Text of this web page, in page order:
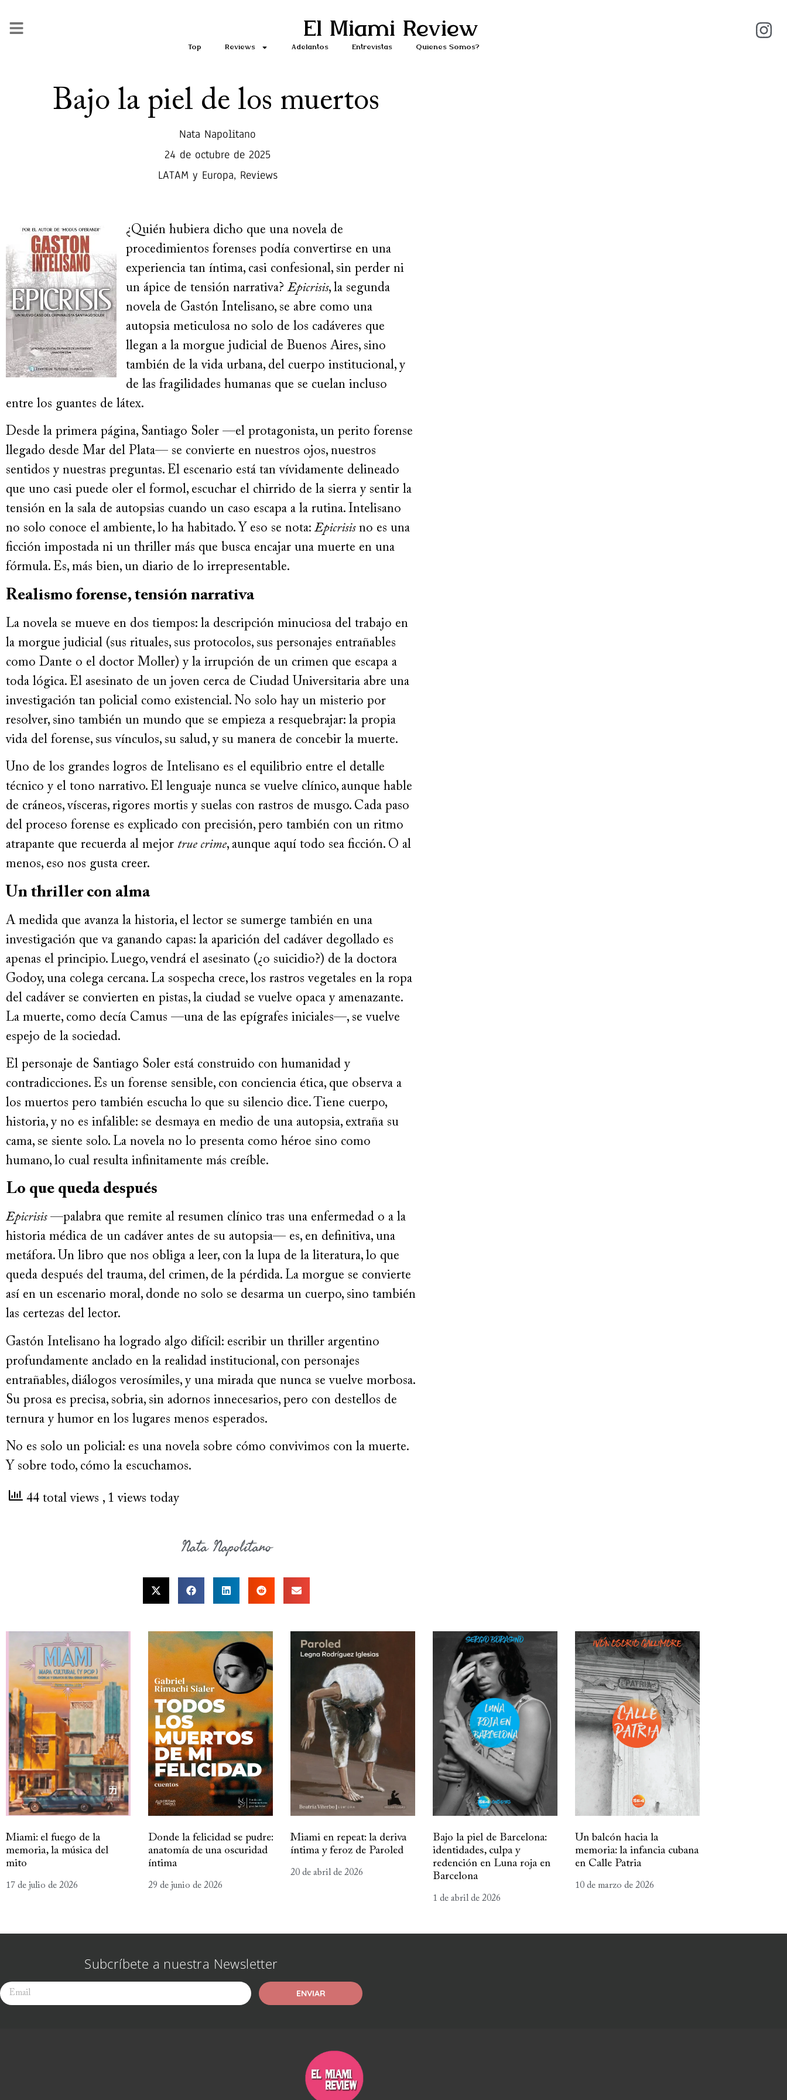
El Miami Review
Top Reviews Adelantos Entrevistas Quiénes Somos?
Bajo la piel de los muertos
Nata Napolitano
24 de octubre de 2025
LATAM y Europa, Reviews
¿Quién hubiera dicho que una novela de
procedimientos forenses podía convertirse en una
experiencia tan íntima, casi confesional, sin perder ni
un ápice de tensión narrativa? Epicrisis, la segunda
novela de Gastón Intelisano, se abre como una
autopsia meticulosa no solo de los cadáveres que
llegan a la morgue judicial de Buenos Aires, sino
también de la vida urbana, del cuerpo institucional, y
de las fragilidades humanas que se cuelan incluso
entre los guantes de látex.
Desde la primera página, Santiago Soler —el protagonista, un perito forense
llegado desde Mar del Plata— se convierte en nuestros ojos, nuestros
sentidos y nuestras preguntas. El escenario está tan vívidamente delineado
que uno casi puede oler el formol, escuchar el chirrido de la sierra y sentir la
tensión en la sala de autopsias cuando un caso escapa a la rutina. Intelisano
no solo conoce el ambiente, lo ha habitado. Y eso se nota: Epicrisisno es una
ficción impostada ni un thriller más que busca encajar una muerte en una
fórmula. Es, más bien, un diario de lo irrepresentable.
Realismo forense, tensión narrativa
La novela se mueve en dos tiempos: la descripción minuciosa del trabajo en
la morgue judicial (sus rituales, sus protocolos, sus personajes entrañables
como Dante o el doctor Moller) y la irrupción de un crimen que escapa a
toda lógica. El asesinato de un joven cerca de Ciudad Universitaria abre una
investigación tan policial como existencial. No solo hay un misterio por
resolver, sino también un mundo que se empieza a resquebrajar: la propia
vida del forense, sus vínculos, su salud, y su manera de concebir la muerte.
Uno de los grandes logros de Intelisano es el equilibrio entre el detalle
técnico y el tono narrativo. El lenguaje nunca se vuelve clínico, aunque hable
de cráneos, vísceras, rigores mortis y suelas con rastros de musgo. Cada paso
del proceso forense es explicado con precisión, pero también con un ritmo
atrapante que recuerda al mejor true crime, aunque aquí todo sea ficción. O al
menos, eso nos gusta creer.
Un thriller con alma
A medida que avanza la historia, el lector se sumerge también en una
investigación que va ganando capas: la aparición del cadáver degollado es
apenas el principio. Luego, vendrá el asesinato (¿o suicidio?) de la doctora
Godoy, una colega cercana. La sospecha crece, los rastros vegetales en la ropa
del cadáver se convierten en pistas, la ciudad se vuelve opaca y amenazante.
La muerte, como decía Camus —una de las epígrafes iniciales—, se vuelve
espejo de la sociedad.
El personaje de Santiago Soler está construido con humanidad y
contradicciones. Es un forense sensible, con conciencia ética, que observa a
los muertos pero también escucha lo que su silencio dice. Tiene cuerpo,
historia, y no es infalible: se desmaya en medio de una autopsia, extraña su
cama, se siente solo. La novela no lo presenta como héroe sino como
humano, lo cual resulta infinitamente más creíble.
Lo que queda después
Epicrisis—palabra que remite al resumen clínico tras una enfermedad o a la
historia médica de un cadáver antes de su autopsia— es, en definitiva, una
metáfora. Un libro que nos obliga a leer, con la lupa de la literatura, lo que
queda después del trauma, del crimen, de la pérdida. La morgue se convierte
así en un escenario moral, donde no solo se desarma un cuerpo, sino también
las certezas del lector.
Gastón Intelisano ha logrado algo difícil: escribir un thriller argentino
profundamente anclado en la realidad institucional, con personajes
entrañables, diálogos verosímiles, y una mirada que nunca se vuelve morbosa.
Su prosa es precisa, sobria, sin adornos innecesarios, pero con destellos de
ternura y humor en los lugares menos esperados.
No es solo un policial: es una novela sobre cómo convivimos con la muerte.
Y sobre todo, cómo la escuchamos.
44 total views , 1 views today
Nata Napolitano
Miami: el fuego de la
memoria, la música del
mito
17 de julio de 2026
Donde la felicidad se pudre:
anatomía de una oscuridad
íntima
29 de junio de 2026
Miami en repeat: la deriva
íntima y feroz de Paroled
20 de abril de 2026
Bajo la piel de Barcelona:
identidades, culpa y
redención en Luna roja en
Barcelona
1 de abril de 2026
Un balcón hacia la
memoria: la infancia cubana
en Calle Patria
10 de marzo de 2026
Subcríbete a nuestra Newsletter
ENVIAR